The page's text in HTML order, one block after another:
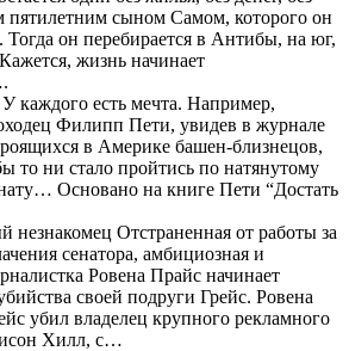
пятилетним сыном Самом, которого он
Тогда он перебирается в Антибы, на юг,
жизнь начинает
каждого есть мечта. Например,
Филипп Пети, увидев в журнале
в Америке башен-близнецов,
то ни стало пройтись по натянутому
Основано на книге Пети “Достать
незнакомец Отстраненная от работы за
сенатора, амбициозная и
Ровена Прайс начинает
своей подруги Грейс. Ровена
убил владелец крупного рекламного
Хилл, с…